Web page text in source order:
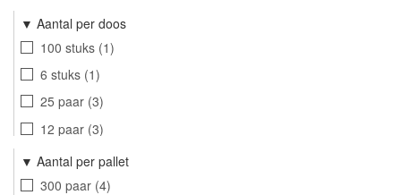
Aantal per doos
100 stuks 1
6 stuks 1
25 paar 3
12 paar 3
6 paar 1
25 Paar
2
Aantal per pallet
300 paar 4